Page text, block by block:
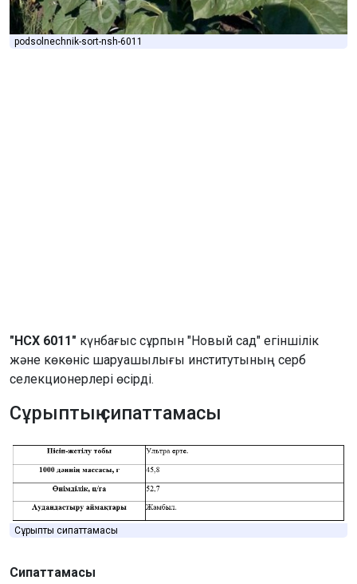
podsolnechnik-sort-nsh-6011
"НСХ 6011" күнбағыс сұрпын "Новый сад" егіншілік
және көкөніс шаруашылығы институтының серб
селекционерлері өсірді.
Сұрыптың сипаттамасы
Сұрыптың сипаттамасы
Сипаттамасы